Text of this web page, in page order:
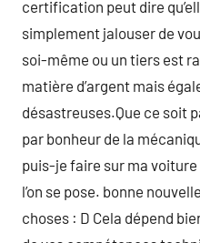
certification peut dire
simplement jalouser de
soi-même ou un tiers est
matière d’argent mais
désastreuses.Que ce soit
par bonheur de la
puis-je faire sur ma voiture
l’on se pose. bonne
choses : D Cela dépend